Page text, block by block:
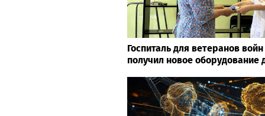
Госпиталь для ветеранов
получил новое оборудование